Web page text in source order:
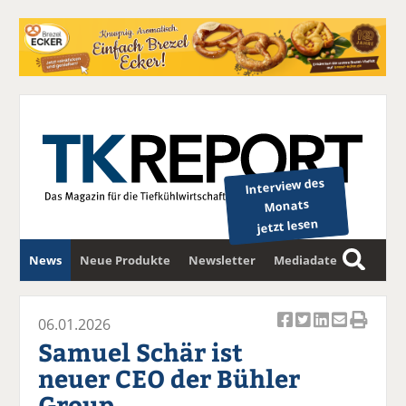
Interview des
Monats
jetzt lesen
News Neue Produkte Newsletter Mediadaten
S
u
c
k k
06.01.2026
Samuel Schär ist
neuer CEO der Bühler